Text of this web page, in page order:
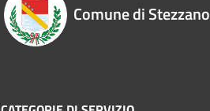
Comune di Stezzano